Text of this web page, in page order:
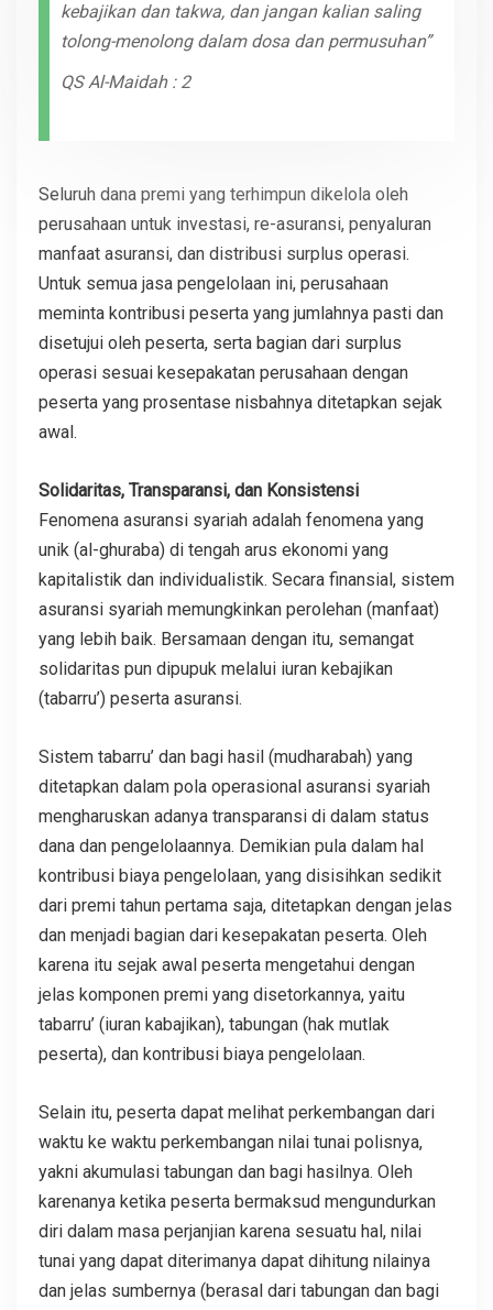
kebajikan dan takwa, dan jangan kalian saling
tolong-menolong dalam dosa dan permusuhan”
QS Al-Maidah : 2
Seluruh dana premi yang terhimpun dikelola oleh
perusahaan untuk investasi, re-asuransi, penyaluran
manfaat asuransi, dan distribusi surplus operasi.
Untuk semua jasa pengelolaan ini, perusahaan
meminta kontribusi peserta yang jumlahnya pasti dan
disetujui oleh peserta, serta bagian dari surplus
operasi sesuai kesepakatan perusahaan dengan
peserta yang prosentase nisbahnya ditetapkan sejak
awal.
Solidaritas, Transparansi, dan Konsistensi
Fenomena asuransi syariah adalah fenomena yang
unik (al-ghuraba) di tengah arus ekonomi yang
kapitalistik dan individualistik. Secara finansial, sistem
asuransi syariah memungkinkan perolehan (manfaat)
yang lebih baik. Bersamaan dengan itu, semangat
solidaritas pun dipupuk melalui iuran kebajikan
(tabarru’) peserta asuransi.
Sistem tabarru’ dan bagi hasil (mudharabah) yang
ditetapkan dalam pola operasional asuransi syariah
mengharuskan adanya transparansi di dalam status
dana dan pengelolaannya. Demikian pula dalam hal
kontribusi biaya pengelolaan, yang disisihkan sedikit
dari premi tahun pertama saja, ditetapkan dengan jelas
dan menjadi bagian dari kesepakatan peserta. Oleh
karena itu sejak awal peserta mengetahui dengan
jelas komponen premi yang disetorkannya, yaitu
tabarru’ (iuran kabajikan), tabungan (hak mutlak
peserta), dan kontribusi biaya pengelolaan.
Selain itu, peserta dapat melihat perkembangan dari
waktu ke waktu perkembangan nilai tunai polisnya,
yakni akumulasi tabungan dan bagi hasilnya. Oleh
karenanya ketika peserta bermaksud mengundurkan
diri dalam masa perjanjian karena sesuatu hal, nilai
tunai yang dapat diterimanya dapat dihitung nilainya
dan jelas sumbernya (berasal dari tabungan dan bagi